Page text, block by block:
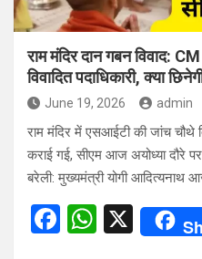
राम मंदिर दान गबन विवाद:
विवादित पदाधिकारी, क्या
June 19, 2026 admin
राम मंदिर में एसआईटी की जांच चौथे
कराई गई, सीएम आज अयोध्या दौरे
बरेली: मुख्यमंत्री योगी आदित्यनाथ
F
W X